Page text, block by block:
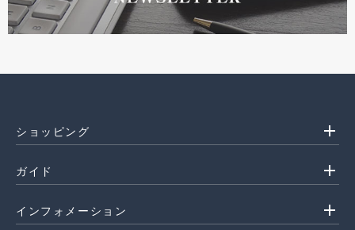
ショッピング add
ガイド add
インフォメーション add